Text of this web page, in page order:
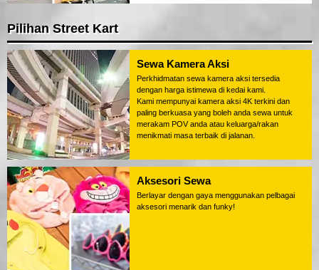
Pilihan Street Kart
Sewa Kamera Aksi
Perkhidmatan sewa kamera aksi tersedia
dengan harga istimewa di kedai kami.
Kami mempunyai kamera aksi 4K terkini dan
paling berkuasa yang boleh anda sewa untuk
merakam POV anda atau keluarga/rakan
menikmati masa terbaik di jalanan.
Aksesori Sewa
Berlayar dengan gaya menggunakan pelbagai
aksesori menarik dan funky!